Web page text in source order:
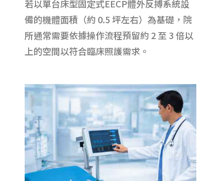
若以單台床型固定式EECP體外反搏系統設
備的機體面積（約 0.5 坪左右）為基礎，院
所通常需要依據操作流程預留約 2 至 3 倍以
上的空間以符合臨床照護需求。